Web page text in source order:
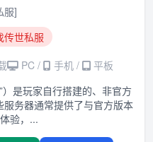
服]
传世私服
PC / 手机 /
平板
是玩家自行搭建的、非官方
务器通常提供了与官方版本
验，...